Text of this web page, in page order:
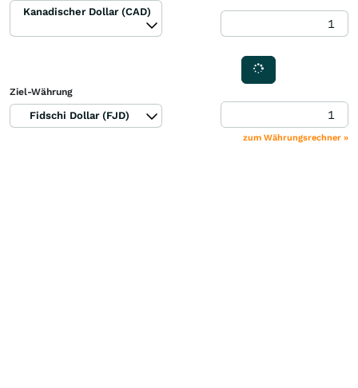
Kanadischer Dollar (CAD)
Ziel-Währung
Fidschi Dollar (FJD)
zum Währungsrechner »